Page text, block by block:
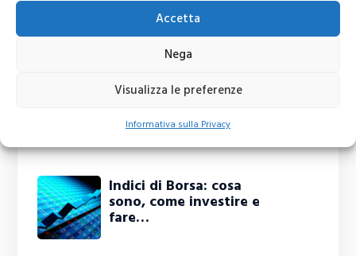
Accetta
Nega
Visualizza le preferenze
Informativa sulla Privacy
Ti potrebbero interessare
Indici di Borsa: cosa
sono, come investire e
fare…